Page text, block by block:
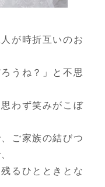
が時折互いのお
うね？」と不思
わず笑みがこぼ
ご家族の結びつ
るひとときとな